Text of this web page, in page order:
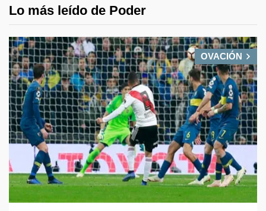
Lo más leído de Poder
OVACIÓN